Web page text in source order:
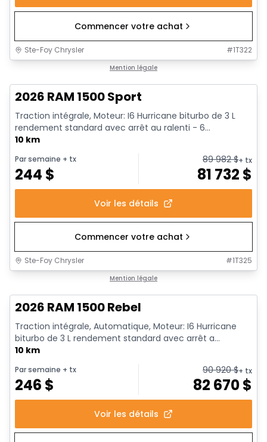
Commencer votre achat
Ste-Foy Chrysler #1T322
Mention légale
2026 RAM 1500 Sport
Traction intégrale, Moteur: I6 Hurricane biturbo de 3 L
rendement standard avec arrêt au ralenti - 6...
10 km
Par semaine + tx
244 $
89 982$+ tx
81 732 $
Voir les détails
Commencer votre achat
Ste-Foy Chrysler #1T325
Mention légale
2026 RAM 1500 Rebel
Traction intégrale, Automatique, Moteur: I6 Hurricane
biturbo de 3 L rendement standard avec arrêt a...
10 km
Par semaine + tx
246 $
90 920$+ tx
82 670$
Voir les détails